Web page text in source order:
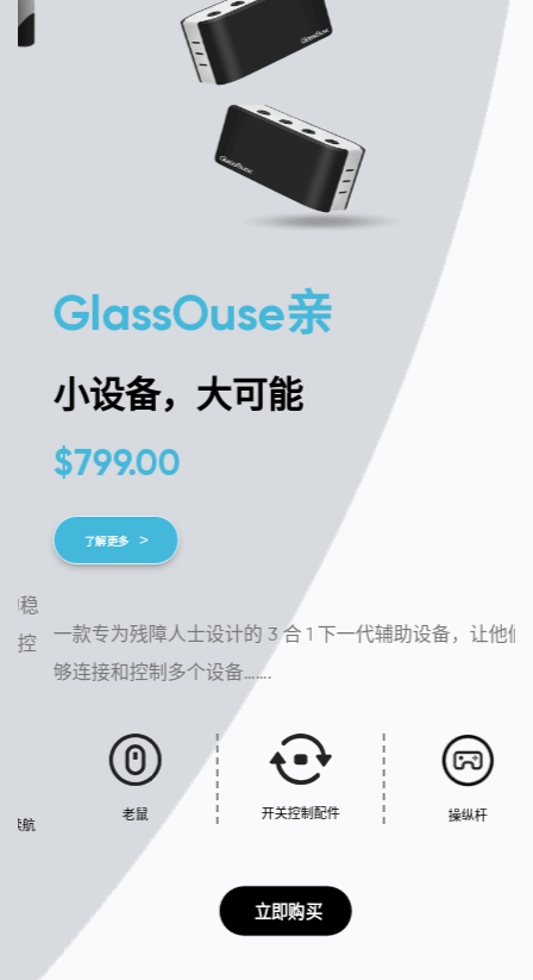
GlassOuse亲
小设备，大可能
799.00
了解更多
一款专为残障人士设计的 3 合 1 下一代辅助设备，让他们能
够连接和控制多个设备…….
开关控制配件 操纵杆
立即购买